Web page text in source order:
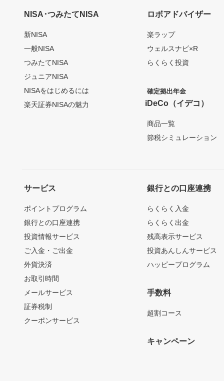
NISA･つみたてNISA
新NISA
一般NISA
つみたてNISA
ジュニアNISA
NISAをはじめるには
楽天証券NISAの魅力
ロボアドバイザー
楽ラップ
ウェルスナビ×R
らくらく投資
確定拠出年金
iDeCo（イデコ）
商品一覧
節税シミュレーション
サービス
ポイントプログラム
銀行との口座連携
投資情報サービス
ご入金・ご出金
外貨決済
お取引時間
メールサービス
証券税制
クーポンサービス
銀行との口座連携
らくらく入金
らくらく出金
残高表示サービス
投資あんしんサービス
ハッピープログラム
手数料
超割コース
キャンペーン